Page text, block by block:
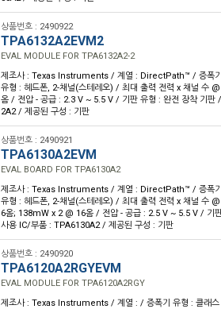
상품번호 : 2490922
TPA6132A2EVM2
EVAL MODULE FOR TPA6132A2-2
제조사 : Texas Instruments / 계열 : DirectPath™ / 증폭
유형 : 헤드폰, 2-채널(스테레오) / 최대 출력 전력 x 채널 수
옴 / 전압 - 공급 : 2.3 V ~ 5.5 V / 기판 유형 : 완전 장착 기판
2A2 / 제공된 구성 : 기판
상품번호 : 2490921
TPA6130A2EVM
EVAL BOARD FOR TPA6130A2
제조사 : Texas Instruments / 계열 : DirectPath™ / 증폭
유형 : 헤드폰, 2-채널(스테레오) / 최대 출력 전력 x 채널 수
6옴; 138mW x 2 @ 16옴 / 전압 - 공급 : 2.5 V ~ 5.5 V / 기
사용 IC/부품 : TPA6130A2 / 제공된 구성 : 기판
상품번호 : 2490920
TPA6120A2RGYEVM
EVAL MODULE FOR TPA6120A2RGY
제조사 : Texas Instruments / 계열 : / 증폭기 유형 : 클래스